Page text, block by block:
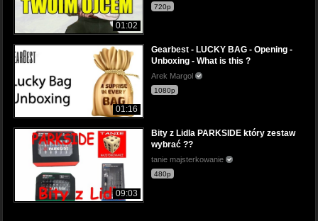
01:02
720p
01:16
Gearbest - LUCKY BAG - Opening -
Unboxing - What is this ?
Arek Margol
1080p
09:03
Bity z Lidla PARKSIDE który zestaw
wybrać ??
tanie majsterkowanie
480p